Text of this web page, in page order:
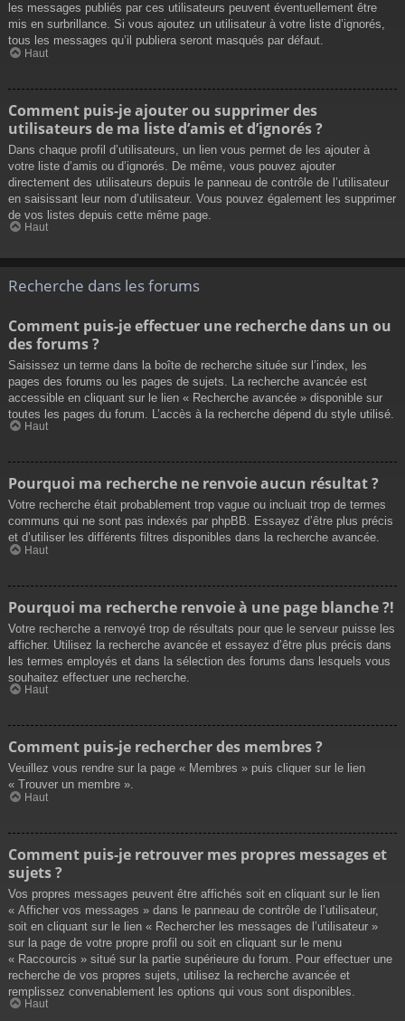
les messages publiés par ces utilisateurs peuvent éventuellement être
mis en surbrillance. Si vous ajoutez un utilisateur à votre liste d’ignorés,
tous les messages qu’il publiera seront masqués par défaut.
Haut
Comment puis-je ajouter ou supprimer des
utilisateurs de ma liste d’amis et d’ignorés ?
Dans chaque profil d’utilisateurs, un lien vous permet de les ajouter à
votre liste d’amis ou d’ignorés. De même, vous pouvez ajouter
directement des utilisateurs depuis le panneau de contrôle de l’utilisateur
en saisissant leur nom d’utilisateur. Vous pouvez également les supprimer
de vos listes depuis cette même page.
Haut
Recherche dans les forums
Comment puis-je effectuer une recherche dans un ou
des forums ?
Saisissez un terme dans la boîte de recherche située sur l’index, les
pages des forums ou les pages de sujets. La recherche avancée est
accessible en cliquant sur le lien « Recherche avancée » disponible sur
toutes les pages du forum. L’accès à la recherche dépend du style utilisé.
Haut
Pourquoi ma recherche ne renvoie aucun résultat ?
Votre recherche était probablement trop vague ou incluait trop de termes
communs qui ne sont pas indexés par phpBB. Essayez d’être plus précis
et d’utiliser les différents filtres disponibles dans la recherche avancée.
Haut
Pourquoi ma recherche renvoie à une page blanche ?!
Votre recherche a renvoyé trop de résultats pour que le serveur puisse les
afficher. Utilisez la recherche avancée et essayez d’être plus précis dans
les termes employés et dans la sélection des forums dans lesquels vous
souhaitez effectuer une recherche.
Haut
Comment puis-je rechercher des membres ?
Veuillez vous rendre sur la page « Membres » puis cliquer sur le lien
« Trouver un membre ».
Haut
Comment puis-je retrouver mes propres messages et
sujets ?
Vos propres messages peuvent être affichés soit en cliquant sur le lien
« Afficher vos messages » dans le panneau de contrôle de l’utilisateur,
soit en cliquant sur le lien « Rechercher les messages de l’utilisateur »
sur la page de votre propre profil ou soit en cliquant sur le menu
« Raccourcis » situé sur la partie supérieure du forum. Pour effectuer une
recherche de vos propres sujets, utilisez la recherche avancée et
remplissez convenablement les options qui vous sont disponibles.
Haut